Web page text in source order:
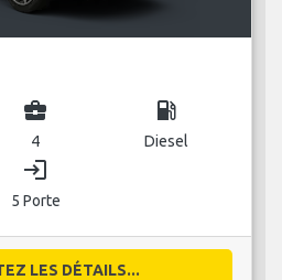
business_center
4
local_gas_station
Diesel
login
5 Porte
LES DÉTAILS...